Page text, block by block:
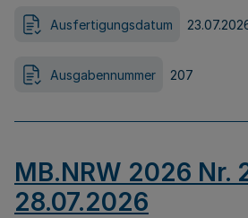
Ausfertigungsdatum
Ausgabennummer 207
MB.NRW 2026 Nr.
28.07.2026